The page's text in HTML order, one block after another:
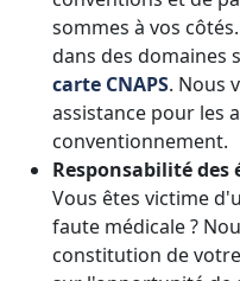
sommes à vos
dans des domaines
carte CNAPS. Nous
assistance pour les
conventionnement.
Responsabilité des
Vous êtes victime
faute médicale ?
constitution de